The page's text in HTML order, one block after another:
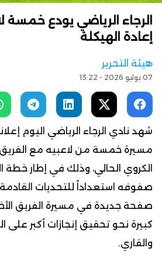
الرجاء الرياضي يودع خمسة
إعادة الهيكلة
هيئة التحرير
07 يوليو 2026 - 13:22
شهد نادي الرجاء الرياضي اليوم
مسيرة خمسة من لاعبيه مع الفريق
الكروي الحالي، وذلك في إطار خطة
صفوفه استعداداً للتحديات القادمة.
صفحة جديدة في مسيرة الفريق
كبيرة نحو تحقيق إنجازات أكبر
والقاري.